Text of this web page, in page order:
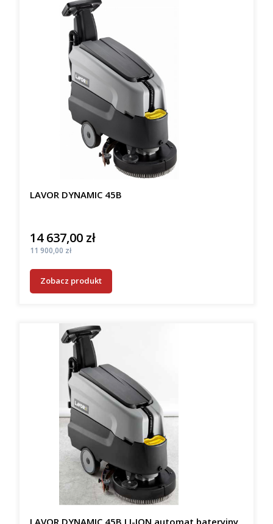
LAVOR DYNAMIC 45B
Cena
14 637,00 zł
Cena
11 900,00 zł
Zobacz produkt
LAVOR DYNAMIC 45B LI-ION automat bateryjny